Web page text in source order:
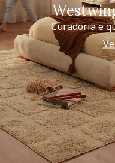
Curadoria e